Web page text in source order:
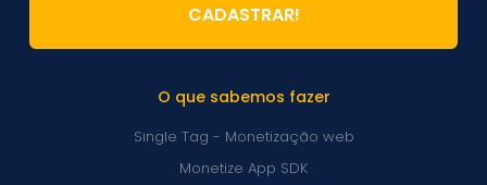
O que sabemos fazer
Single Tag - Monetização web
Monetize App SDK
CADASTRAR!